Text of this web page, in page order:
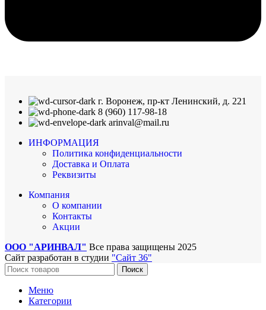
г. Воронеж, пр-кт Ленинский, д. 221
8 (960) 117-98-18
arinval@mail.ru
ИНФОРМАЦИЯ
Политика конфиденциальности
Доставка и Оплата
Реквизиты
Компания
О компании
Контакты
Акции
ООО "АРИНВАЛ" Все права защищены 2025
Сайт разработан в студии "Сайт 36"
Поиск
Меню
Категории